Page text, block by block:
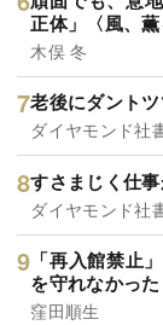
正体」〈風、薫
木俣 冬
老後にダント
ダイヤモンド社
すさまじく仕
ダイヤモンド社
「再入館禁止
を守れなかっ
窪田順生